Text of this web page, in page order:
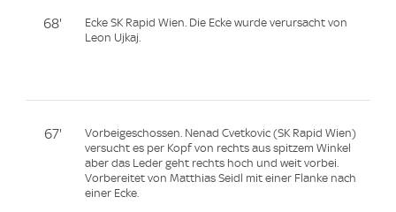
68'
Ecke SK Rapid Wien. Die Ecke wurde verursacht von
Leon Ujkaj.
67'
Vorbeigeschossen. Nenad Cvetkovic (SK Rapid Wien)
versucht es per Kopf von rechts aus spitzem Winkel
aber das Leder geht rechts hoch und weit vorbei.
Vorbereitet von Matthias Seidl mit einer Flanke nach
einer Ecke.